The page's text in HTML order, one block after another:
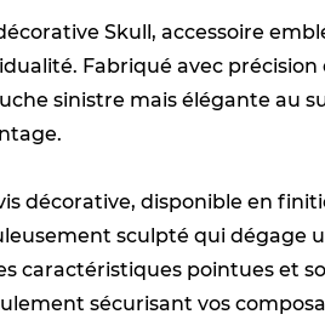
Skull, accessoire
Fabriqué avec
sinistre mais élégante au
décorative, disponible en
sculpté qui dégage
caractéristiques pointues et
sécurisant vos